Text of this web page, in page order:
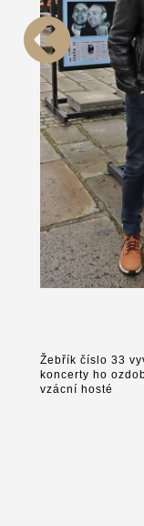
Žebřík číslo 33
koncerty ho
vzácní hosté